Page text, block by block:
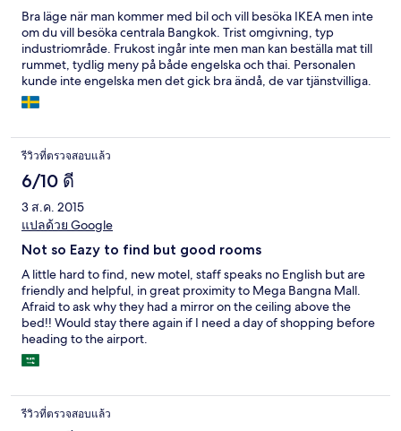
Bra läge när man kommer med bil och vill besöka IKEA men inte
om du vill besöka centrala Bangkok. Trist omgivning, typ
industriområde. Frukost ingår inte men man kan beställa mat till
rummet, tydlig meny på både engelska och thai. Personalen
kunde inte engelska men det gick bra ändå, de var tjänstvilliga.
Rummet var bra utrustat och fräscht.
รีวิวที่ตรวจสอบแล้ว
6/10 ดี
3 ส.ค. 2015
แปลด้วย Google
Not so Eazy to find but good rooms
A little hard to find, new motel, staff speaks no English but are
friendly and helpful, in great proximity to Mega Bangna Mall.
Afraid to ask why they had a mirror on the ceiling above the
bed!! Would stay there again if I need a day of shopping before
heading to the airport.
รีวิวที่ตรวจสอบแล้ว